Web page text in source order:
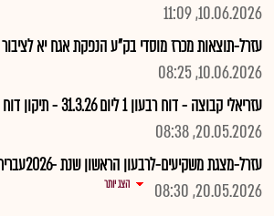
10.06.2026, 11:09
עזרל-תוצאות מכרז מוסדי בק"ע הנפקת אגח יא לציבור
10.06.2026, 08:25
עזריאלי קבוצה - דוח רבעון 1 ליום 31.3.26 - תיקון דוח
20.05.2026, 08:38
עזרל-מצגת משקיעים-לרבעון הראשון שנת -2026עברית
20.05.2026, 08:30
הצג יותר